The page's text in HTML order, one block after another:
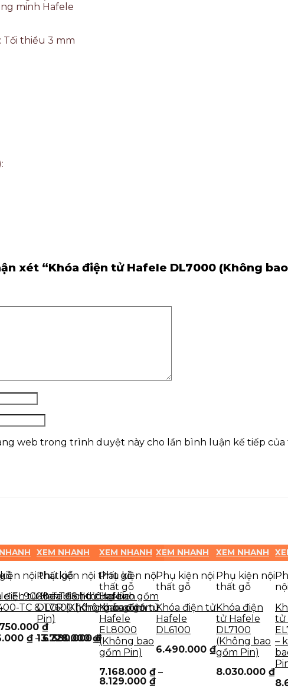
minh Hafele
Tối thiểu 3 mm
xét “Khóa điện tử Hafele DL7000 (Không
web trong trình duyệt này cho lần bình luận kế tiếp của
EL9000 – TCS (Không bao gồm
₫
nội thất gỗ
điện tử Hafele cho cửa kính
TC & TCR (Không bao gồm
₫–6.380.000₫
XEM NHANH
Phụ kiện nội thất gỗ
Khóa điện tử Hafele
DL7600 (Không bao gồm
Pin)
13.728.000₫
XEM NHANH
Phụ kiện nội
thất gỗ
Khóa điện tử
Hafele
EL8000
(Không bao
gồm Pin)
7.168.000₫ –
8.129.000₫
XEM NHANH
Phụ kiện nội
thất gỗ
Khóa điện tử
Hafele
DL6100
6.490.000₫
XEM NHANH
Phụ kiện nội
thất gỗ
Khóa điện
tử Hafele
DL7100
(Không bao
gồm Pin)
8.030.000₫
tử
–